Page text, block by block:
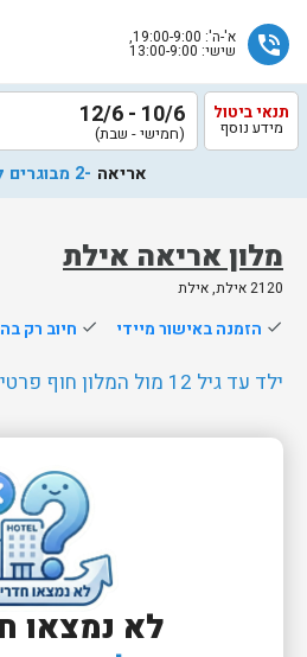
phone_in_talk א'-ה': 19:00-9:00,
שישי: 13:00-9:00
מלון אריאה אילת
2120 אילת, אילת
תנאי ביטול
מידע נוסף 10/6 - 12/6
(חמישי - שבת)
אריאה -2 מבוגרים ל 2 לילות
done הזמנה באישור מיידי done חיוב רק
ילד עד גיל 12 מול המלון חוף פרטי
לא נמצאו
שלח
הוטלס